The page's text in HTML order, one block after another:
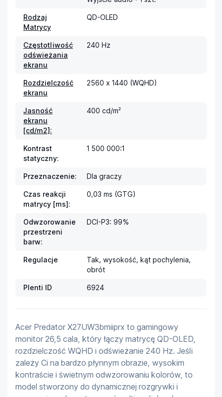
Rodzaj
Matrycy
QD-OLED
Częstotliwość
odświeżania
ekranu
240 Hz
Rozdzielczość
ekranu
2560 x 1440 (WQHD)
Jasność
ekranu
[cd/m2]:
400 cd/m²
Kontrast
statyczny:
1 500 000:1
Przeznaczenie: Dla graczy
Czas reakcji
matrycy [ms]:
0,03 ms (GTG)
Odwzorowanie
przestrzeni
barw:
DCI-P3: 99%
Regulacje
Tak, wysokość, kąt pochylenia,
obrót
Plenti ID 6924
Acer Predator X27UW3bmiiprx to gamingowy
monitor 26,5 cala, który łączy matrycę QD-OLED,
rozdzielczość WQHD i odświeżanie 240 Hz. Jeśli
zależy Ci na bardzo płynnym obrazie, wysokim
kontraście i świetnym odwzorowaniu kolorów, to
model stworzony do dynamicznej rozgrywki i